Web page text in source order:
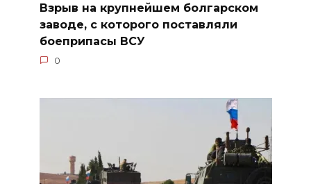
Взрыв на крупнейшем болгарском
заводе, с которого поставляли
боеприпасы ВСУ
0